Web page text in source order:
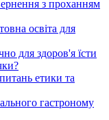
з проханням
освіта для
для здоров'я їсти
етики та
гастроному